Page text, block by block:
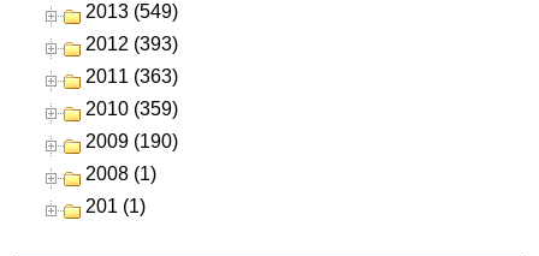
2013 (549)
2012 (393)
2011 (363)
2010 (359)
2009 (190)
2008 (1)
201 (1)